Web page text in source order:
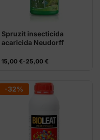
Spruzit insecticida
acaricida Neudorff
15,00 €-25,00 €
Rango
15,00 €
hasta
25,00 €
-32%